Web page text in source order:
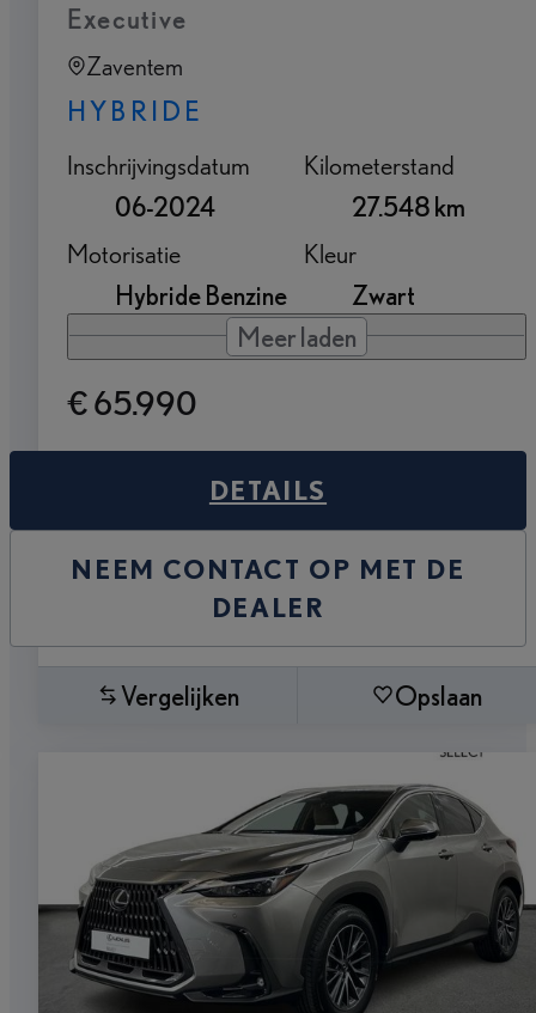
Executive
Zaventem
HYBRIDE
Inschrijvingsdatum
06-2024
Kilometerstand
27.548 km
Motorisatie
Hybride Benzine
Kleur
Zwart
Meer laden
€ 65.990
DETAILS
NEEM CONTACT OP MET DE
DEALER
Vergelijken Opslaan